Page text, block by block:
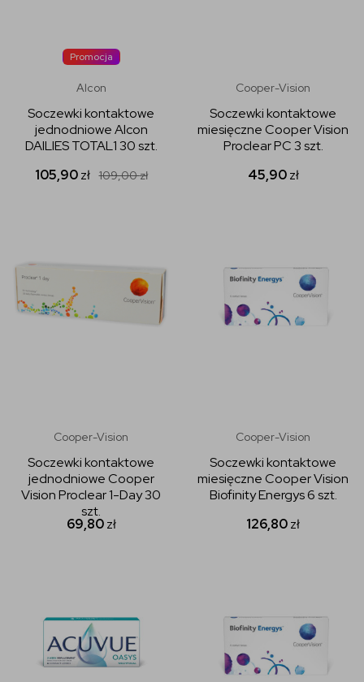
Promocja
Alcon
Soczewki kontaktowe
jednodniowe Alcon
DAILIES TOTAL1 30 szt.
105,90zł 109,00zł
Cooper-Vision
Soczewki kontaktowe
miesięczne Cooper Vision
Proclear PC 3 szt.
45,90zł
Cooper-Vision
Soczewki kontaktowe
jednodniowe Cooper
Vision Proclear 1-Day 30
szt.
69,80zł
Cooper-Vision
Soczewki kontaktowe
miesięczne Cooper Vision
Biofinity Energys 6 szt.
126,80zł